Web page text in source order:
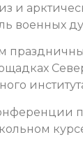
и
военных